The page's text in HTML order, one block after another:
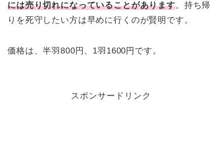
には売り切れになっていることがあります。持ち帰
りを死守したい方は早めに行くのが賢明です。
価格は、半羽800円、1羽1600円です。
スポンサードリンク